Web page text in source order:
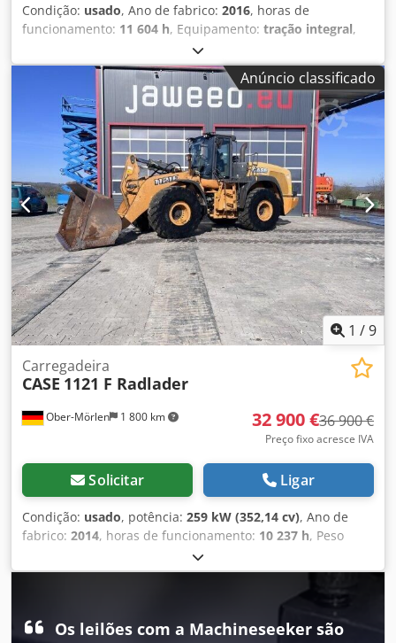
Condição: usado, Ano de fabrico: 2016, horas de
funcionamento: 11 604 h, Equipamento: tração integral,
ligar (Contato · Telefone · Telemóvel · WhatsApp) Crjdpfskq
Amfox Aizof * Case 921F pá carregadora 4x4 tração total *
Aquecimento / Ar condicionado * Ano de fabrico: 2016 * Nº
de chassis: FNH921F1NGHE12139 * Kw: 190 * Peso próprio:
19.680 kg * Peso bruto: 21.600 kg * Horas: 11.604 * 3
unidades disponíveis * Preço sob consulta * Todas as
informações sem garantia
Anúncio classificado
1 /9
Ober-Mörlen 1 800 km
Carregadeira
CASE 1121 F Radlader
32 900 €36 900 €
Preço fixo acresce IVA
Solicitar Ligar
Condição: usado, potência: 259 kW (352,14 cv), Ano de
fabrico: 2014, horas de funcionamento: 10 237 h, Peso
vazio: 27.024 kg Entre em contato com Emal Jaweed para
mais informações. Carregadeira de rodas / Wheel Loader,
Case 1121F, ano de fabricação 2014, horas de operação:
10.237 h, comprimento: 8.960 mm, largura: 2.990 mm,
altura: 3.570 mm, peso bruto máximo autorizado: 27.024
Os leilões com a Machineseeker são